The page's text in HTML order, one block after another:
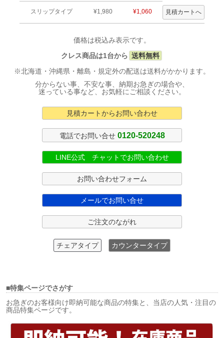
スリップタイプ ¥1,980 ¥1,060
価格は税込み表示です。
クレス商品は1台から 送料無料
※北海道・沖縄県・離島・規定外の配送は送料がかかります。
分からない事、不安な事、納期お急ぎの場合や、
迷っている事など、お気軽にご相談ください。
見積カートからお問い合わせ
電話でお問い合せ 0120-520248
LINE公式 チャットでお問い合わせ
お問い合わせフォーム
メールでお問い合せ
ご注文のながれ
チェアタイプ カウンタータイプ
■特集ページでさがす
お急ぎのお客様向け即納可能な商品の特集と、当店の人気・注目の
商品特集ページです。